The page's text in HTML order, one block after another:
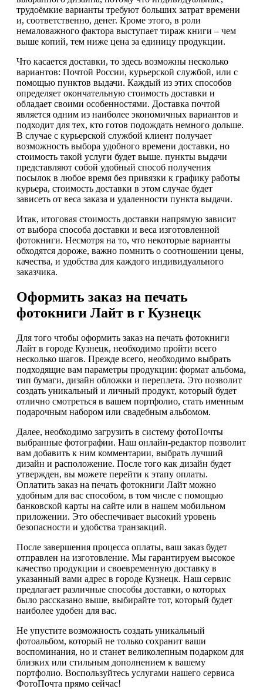
трудоёмкие варианты требуют больших затрат времени
и, соответственно, денег. Кроме этого, в роли
немаловажного фактора выступает тираж книги – чем
выше копий, тем ниже цена за единицу продукции.
Что касается доставки, то здесь возможны несколько
вариантов: Почтой России, курьерской службой, или с
помощью пунктов выдачи. Каждый из этих способов
определяет окончательную стоимость доставки и
обладает своими особенностями. Доставка почтой
является одним из наиболее экономичных вариантов и
подходит для тех, кто готов подождать немного дольше.
В случае с курьерской службой клиент получает
возможность выбора удобного времени доставки, но
стоимость такой услуги будет выше. пункты выдачи
представляют собой удобный способ получения
посылок в любое время без привязки к графику работы
курьера, стоимость доставки в этом случае будет
зависеть от веса заказа и удаленности пункта выдачи.
Итак, итоговая стоимость доставки напрямую зависит
от выбора способа доставки и веса изготовленной
фотокниги. Несмотря на то, что некоторые варианты
обходятся дороже, важно помнить о соотношении цены,
качества, и удобства для каждого индивидуального
заказчика.
Оформить заказ на печать
фотокниги Лайт в г Кузнецк
Для того чтобы оформить заказ на печать фотокниги
Лайт в городе Кузнецк, необходимо пройти всего
несколько шагов. Прежде всего, необходимо выбрать
подходящие вам параметры продукции: формат альбома,
тип бумаги, дизайн обложки и переплета. Это позволит
создать уникальный и личный продукт, который будет
отлично смотреться в вашем портфолио, стать именным
подарочным набором или свадебным альбомом.
Далее, необходимо загрузить в систему фотоПочты
выбранные фотографии. Наш онлайн-редактор позволит
вам добавить к ним комментарии, выбрать лучший
дизайн и расположение. После того как дизайн будет
утвержден, вы можете перейти к этапу оплаты.
Оплатить заказ на печать фотокниги Лайт можно
удобным для вас способом, в том числе с помощью
банковской карты на сайте или в нашем мобильном
приложении. Это обеспечивает высокий уровень
безопасности и удобства транзакций.
После завершения процесса оплаты, ваш заказ будет
отправлен на изготовление. Мы гарантируем высокое
качество продукции и своевременную доставку в
указанный вами адрес в городе Кузнецк. Наш сервис
предлагает различные способы доставки, о которых
было рассказано выше, выбирайте тот, который будет
наиболее удобен для вас.
Не упустите возможность создать уникальный
фотоальбом, который не только сохранит ваши
воспоминания, но и станет великолепным подарком для
близких или стильным дополнением к вашему
портфолио. Воспользуйтесь услугами нашего сервиса
ФотоПочта прямо сейчас!